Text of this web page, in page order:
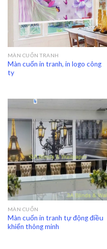
MÀN CUỐN TRANH
Màn cuốn in tranh, in logo công
ty
MÀN CUỐN
Màn cuốn in tranh tự động điều
khiển thông minh